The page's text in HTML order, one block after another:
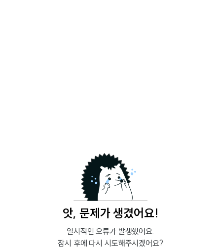
앗, 문제가 생겼어요!
일시적인 오류가 발생했어요.
잠시 후에 다시 시도해주시겠어요?